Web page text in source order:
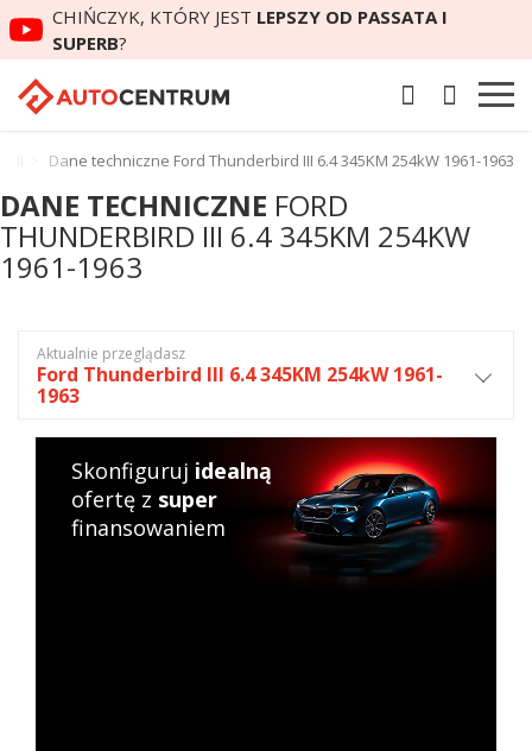
CHIŃCZYK, KTÓRY JEST LEPSZY OD PASSATA I
SUPERB?
Dane techniczne Ford Thunderbird III 6.4 345KM 254kW 1961-1963
DANE TECHNICZNE FORD
THUNDERBIRD III 6.4 345KM 254KW
1961-1963
Aktualnie przeglądasz
Ford Thunderbird III 6.4 345KM 254kW 1961-
1963
Skonfiguruj idealną
ofertę z super
finansowaniem